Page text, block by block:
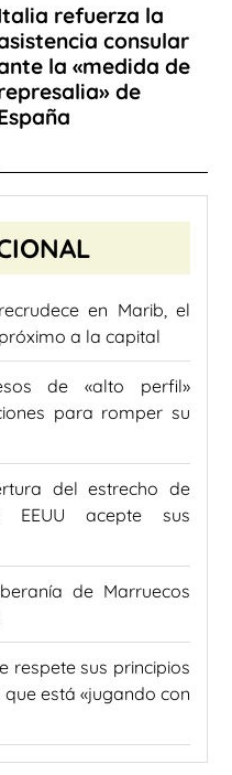
refuerza la
consular
la «medida de
de
en Marib, el
a la capital
de «alto perfil»
para romper su
del estrecho de
acepte sus
de Marruecos
respete sus principios
está «jugando con